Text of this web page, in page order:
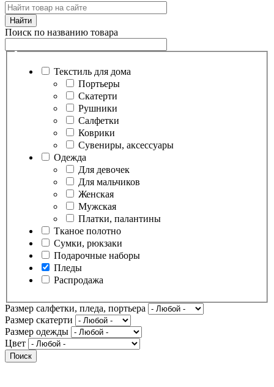
Найти
Поиск по названию товара
Текстиль для дома
Портьеры
Скатерти
Рушники
Салфетки
Коврики
Сувениры, аксессуары
Одежда
Для девочек
Для мальчиков
Женская
Мужская
Платки, палантины
Тканое полотно
Сумки, рюкзаки
Подарочные наборы
Пледы
Распродажа
Размер салфетки, пледа, портьера
Размер скатерти
Размер одежды
Цвет
Поиск